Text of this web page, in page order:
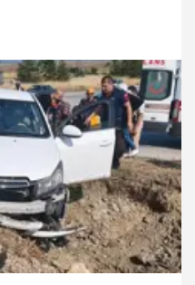
tutuklandı.
çıkan Çetin,
talep etti.